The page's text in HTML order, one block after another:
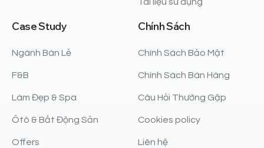
CaseStudy
Ngành Bán Lẻ
F&B
Làm Đẹp & Spa
Ôtô & Bất Động Sản
Offers
ChínhSách
Chính Sách Bảo Mật
Chính Sách Bán Hàng
Câu Hỏi Thường Gặp
Cookies policy
Liên hệ